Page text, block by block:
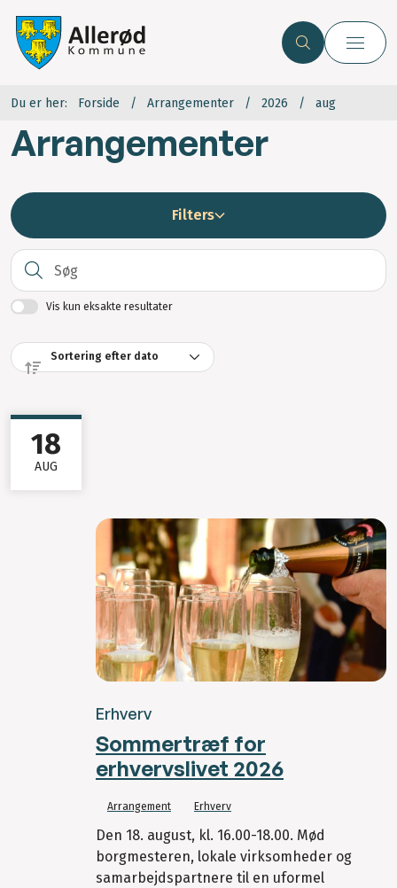
Du er her: Forside Arrangementer 2026 aug
Arrangementer
Filters
Vis kun eksakte resultater
Erhverv
Sommertræf for
erhvervslivet 2026
18
AUG
Arrangement Erhverv
Den 18. august, kl. 16.00-18.00. Mød
borgmesteren, lokale virksomheder og
samarbejdspartnere til en uformel